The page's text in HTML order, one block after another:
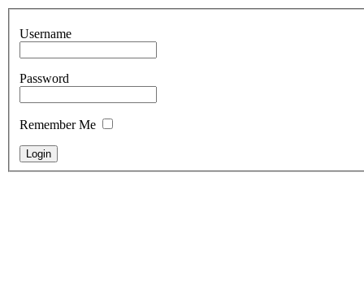
Username
Password
Remember Me